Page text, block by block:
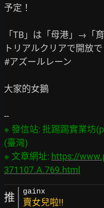
予定！
「TB」は「母港」→「
トリアルクリアで開放で
#アズールレーン
大家的女鵝
※ 發信站: 批踢踢實業坊
(臺灣)
※ 文章網址: https://
371107.A.769.html
推 gainx
賣女兒啦!!